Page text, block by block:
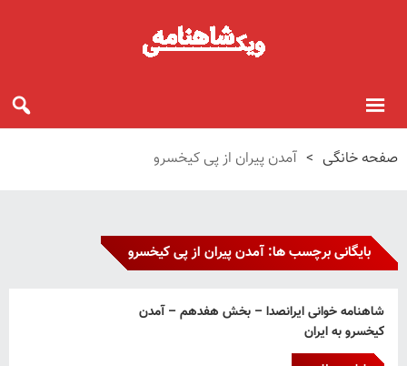
صفحه خانگی > آمدن پیران از پی کیخسرو
بایگانی برچسب ها: آمدن پیران از پی کیخسرو
شاهنامه خوانی ایرانصدا – بخش هفدهم – آمدن
کیخسرو به ایران